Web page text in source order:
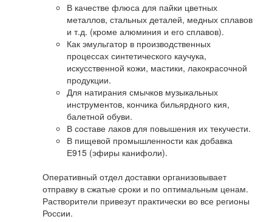
В качестве флюса для пайки цветных
металлов, стальных деталей, медных сплавов
и т.д. (кроме алюминия и его сплавов).
Как эмульгатор в производственных
процессах синтетического каучука,
искусственной кожи, мастики, лакокрасочной
продукции.
Для натирания смычков музыкальных
инструментов, кончика бильярдного кия,
балетной обуви.
В составе лаков для повышения их текучести.
В пищевой промышленности как добавка
Е915 (эфиры канифоли).
Оперативный отдел доставки организовывает
отправку в сжатые сроки и по оптимальным ценам.
Растворители привезут практически во все регионы
России.